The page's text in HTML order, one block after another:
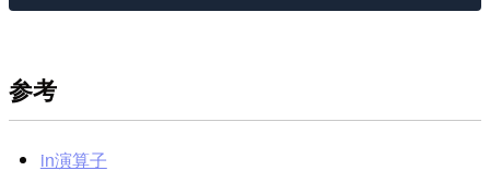
参考
in演算子